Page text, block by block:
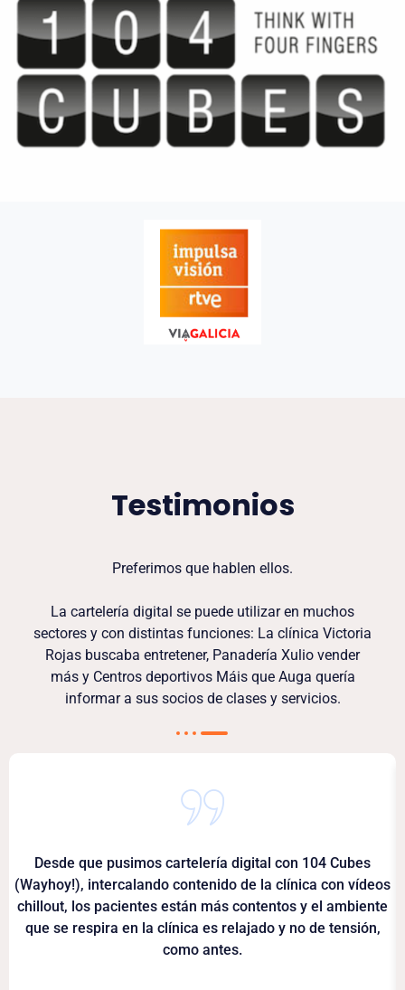
Testimonios
Preferimos que hablen ellos.
La cartelería digital se puede utilizar en muchos
sectores y con distintas funciones: La clínica Victoria
Rojas buscaba entretener, Panadería Xulio vender
más y Centros deportivos Máis que Auga quería
informar a sus socios de clases y servicios.
Desde que pusimos cartelería digital con 104 Cubes
(Wayhoy!), intercalando contenido de la clínica con vídeos
chillout, los pacientes están más contentos y el ambiente
que se respira en la clínica es relajado y no de tensión,
como antes.